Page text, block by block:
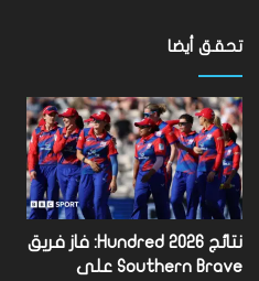
تحقق أيضا
نتائج Hundred 2026: فاز فريق
Southern Brave على